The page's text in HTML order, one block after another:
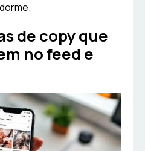
de copy que
no feed e